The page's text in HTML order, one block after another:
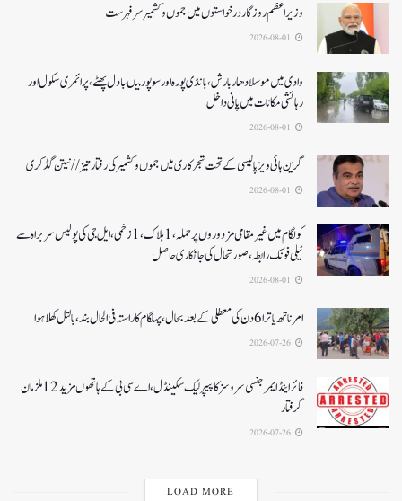
وزیر اعظم روزگار درخواستوں میں جموں و کشمیر سرفہرست
وادی میں موسلادھار بارش،بانڈی پورہ اور سوپور میںبادل پھٹے، پرائمری سکول اور
رہائشی مکانات میں پانی داخل
گرین ہائی ویز پالیسی کے تحت شجرکاری میں جموں و کشمیر کی رفتار تیز// نیتن گڈکری
کولگام میں غیر مقامی مزدوروں پر حملہ،1ہلاک،1زخمی،ایل جی کی پولیس سربراہ سے
ٹیلی فونک رابطہ، صورتحال کی جانکاری حاصل
امرناتھ یاترا 6دن کی معطلی کے بعد بحال،پہلگام کا راستہ فی الحال بند، بالتل کھلا ہوا
فائر اینڈ ایمرجنسی سروسز کا پیپر لیک سکینڈل،اے سی بی کے ہاتھوں مزید 12 ملزمان
گرفتار
LOAD MORE